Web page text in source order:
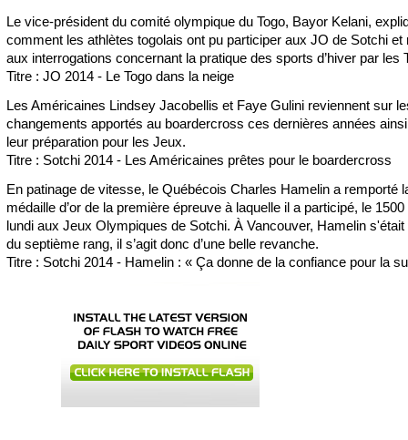
Le vice-président du comité olympique du Togo, Bayor Kelani,
comment les athlètes togolais ont pu participer aux JO de Sotchi et
aux interrogations concernant la pratique des sports d’hiver par les
Titre : JO 2014 - Le Togo dans la neige
Les Américaines Lindsey Jacobellis et Faye Gulini reviennent sur
changements apportés au boardercross ces dernières années
leur préparation pour les Jeux.
Titre : Sotchi 2014 - Les Américaines prêtes pour le boardercross
En patinage de vitesse, le Québécois Charles Hamelin a remporté
médaille d’or de la première épreuve à laquelle il a participé, le
lundi aux Jeux Olympiques de Sotchi. À Vancouver, Hamelin s'était
du septième rang, il s’agit donc d’une belle revanche.
Titre : Sotchi 2014 - Hamelin : « Ça donne de la confiance pour la